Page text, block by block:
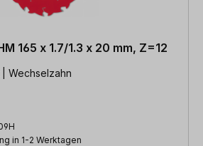
165 x 1.7/1.3 x 20 mm, Z=12
Wechselzahn
in 1-2 Werktagen